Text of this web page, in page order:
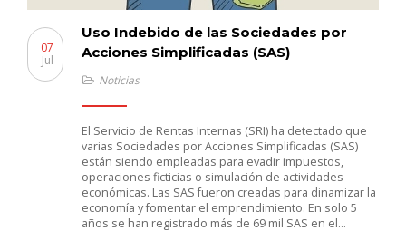
Uso Indebido de las Sociedades por
Acciones Simplificadas (SAS)
07
Jul
Noticias
El Servicio de Rentas Internas (SRI) ha detectado que
varias Sociedades por Acciones Simplificadas (SAS)
están siendo empleadas para evadir impuestos,
operaciones ficticias o simulación de actividades
económicas. Las SAS fueron creadas para dinamizar la
economía y fomentar el emprendimiento. En solo 5
años se han registrado más de 69 mil SAS en el…